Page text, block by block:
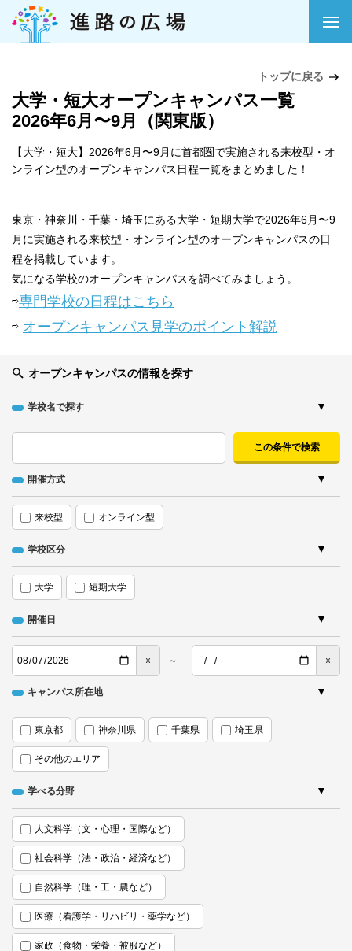
トップに戻る
大学・短大オープンキャンパス一覧
2026年6月〜9月（関東版）
【大学・短大】2026年6月〜9月に首都圏で実施される来校型・オ
ンライン型のオープンキャンパス日程一覧をまとめました！
東京・神奈川・千葉・埼玉にある大学・短期大学で2026年6月〜9
月に実施される来校型・オンライン型のオープンキャンパスの日
程を掲載しています。
気になる学校のオープンキャンパスを調べてみましょう。
⇨専門学校の日程はこちら
⇨ オープンキャンパス見学のポイント解説
オープンキャンパスの情報を探す
学校名で探す
学校区分
大学 短期大学
開催方式
来校型 オンライン型
開催日
～
キャンパス所在地
東京都 神奈川県 千葉県 埼玉県
その他のエリア
学べる分野
人文科学（文・心理・国際など）
社会科学（法・政治・経済など）
自然科学（理・工・農など）
医療（看護学・リハビリ・薬学など）
家政（食物・栄養・被服など）